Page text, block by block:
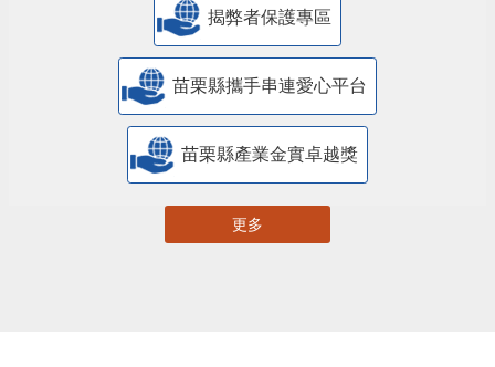
揭弊者保護專區
苗栗縣攜手串連愛心平台
苗栗縣產業金實卓越獎
更多